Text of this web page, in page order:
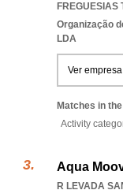
FREGUESIAS
Organização
LDA
Ver empresa
Matches in
Activity
Aqua
R LEVADA